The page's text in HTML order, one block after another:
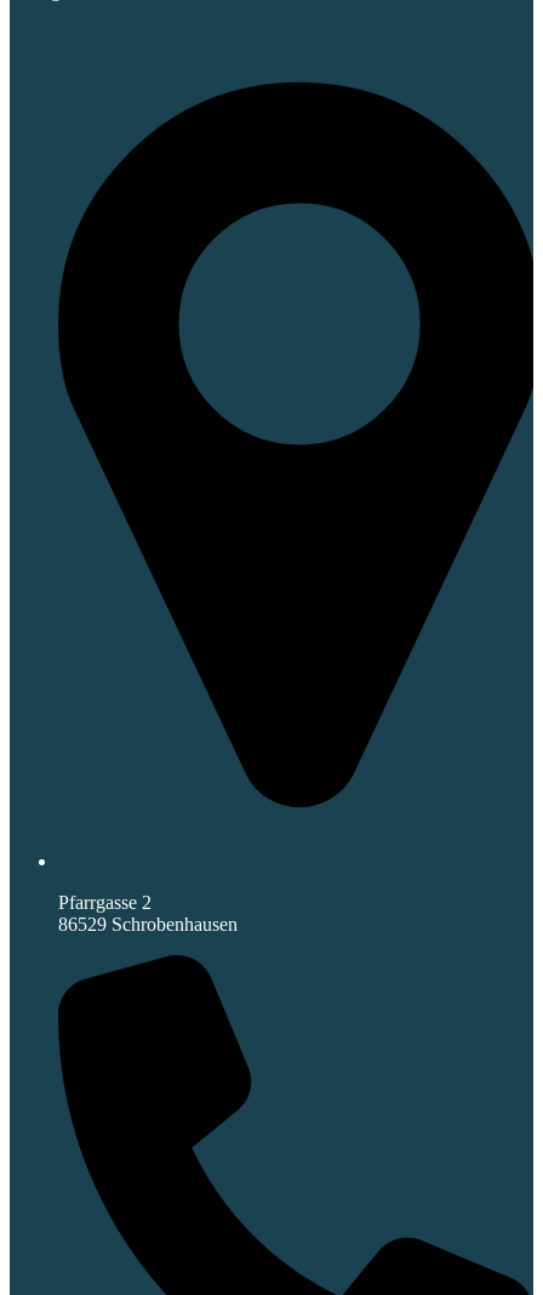
Pfarrgasse 2
86529 Schrobenhausen